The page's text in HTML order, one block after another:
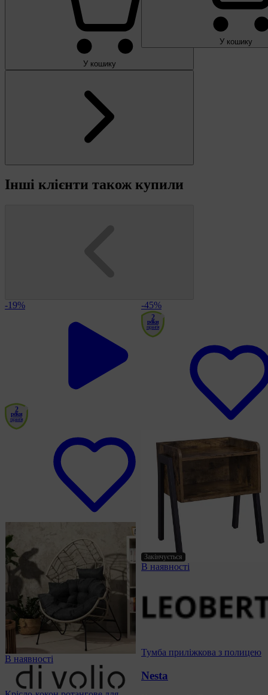
У кошику
У кошику
Інші клієнти також купили
-19%
2
роки
гарантія
В наявності
-45%
2
роки
гарантія
Закінчується
В наявності
Тумба приліжкова з полицею
Nesta